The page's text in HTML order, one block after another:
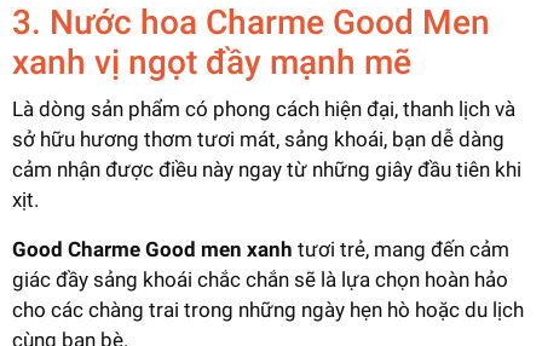
3. Nước hoa Charme Good Men
xanh vị ngọt đầy mạnh mẽ
Là dòng sản phẩm có phong cách hiện đại, thanh lịch và
sở hữu hương thơm tươi mát, sảng khoái, bạn dễ dàng
cảm nhận được điều này ngay từ những giây đầu tiên khi
xịt.
Good Charme Good men xanh tươi trẻ, mang đến cảm
giác đầy sảng khoái chắc chắn sẽ là lựa chọn hoàn hảo
cho các chàng trai trong những ngày hẹn hò hoặc du lịch
cùng bạn bè.